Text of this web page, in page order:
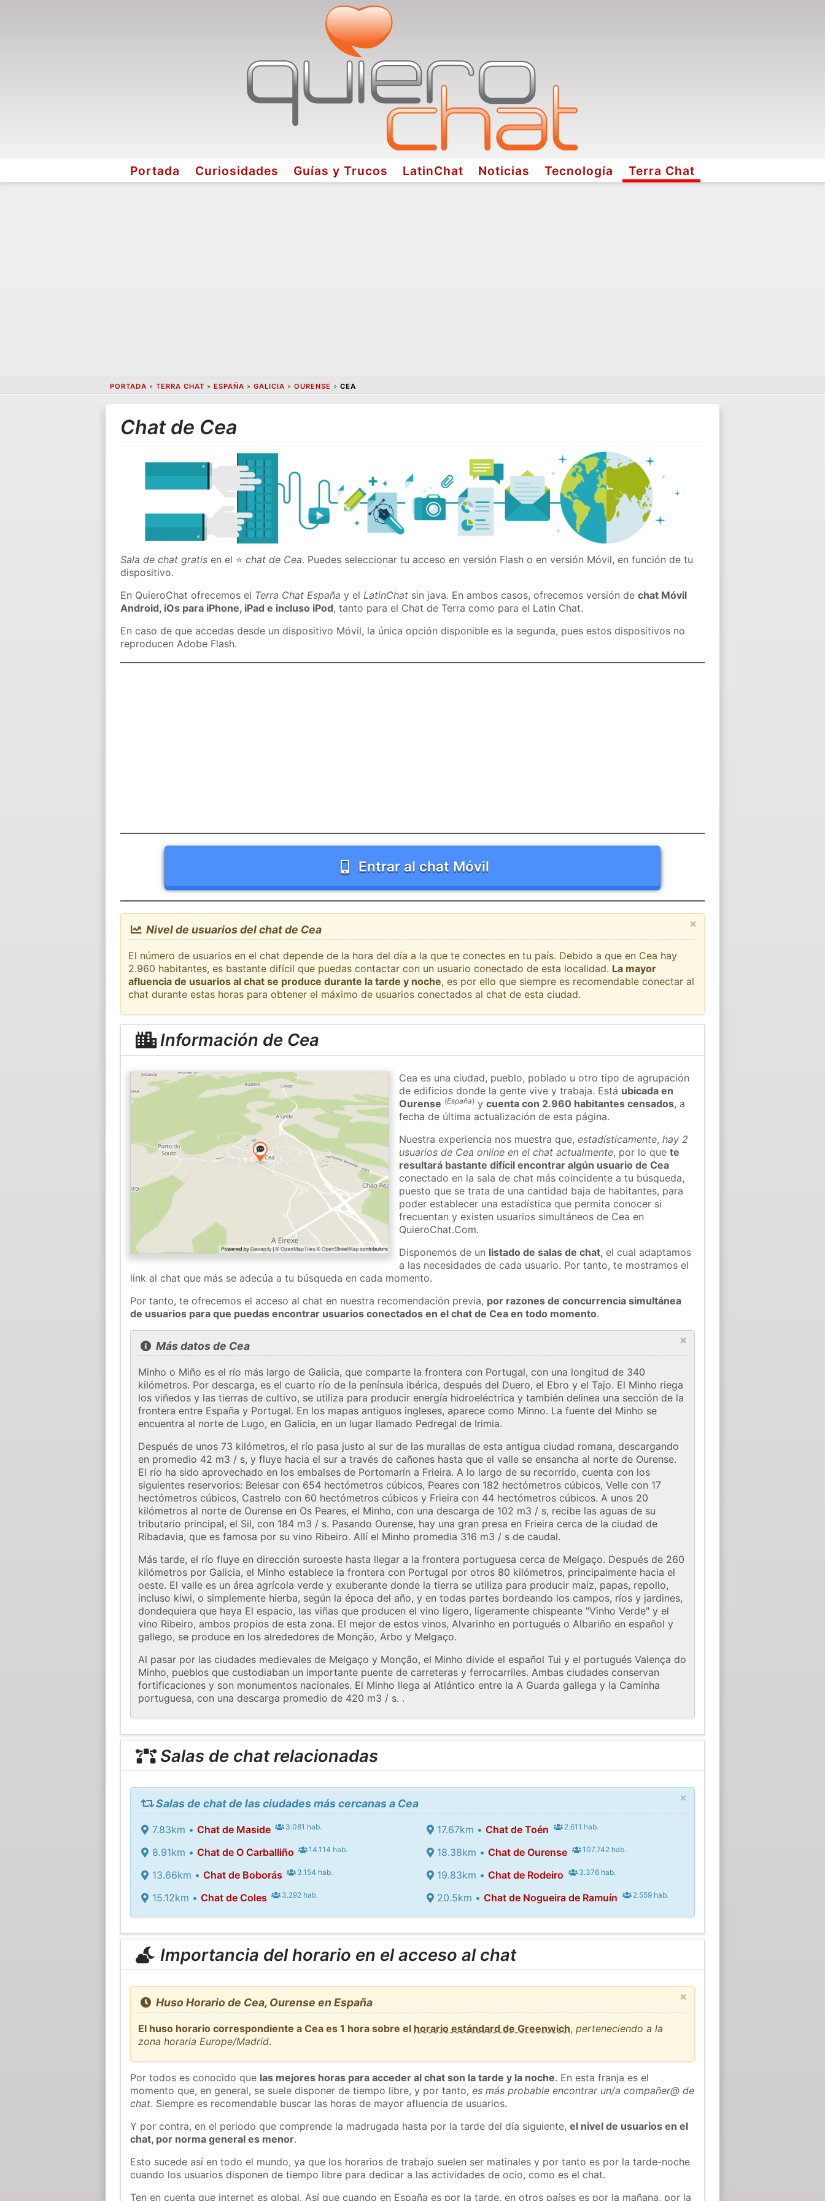
Portada Curiosidades Guías y Trucos LatinChat Noticias Tecnología Terra Chat
PORTADA » TERRA CHAT » ESPAÑA » GALICIA » OURENSE » CEA
Chat de Cea
Sala de chat gratis en el ⭐chat de Cea. Puedes seleccionar tu acceso en versión Flash o en versión Móvil, en función de tu
dispositivo.
En QuieroChat ofrecemos el Terra Chat España y elLatinChat sin java. En ambos casos, ofrecemos versión dechat Móvil
Android, iOs para iPhone, iPad e incluso iPod, tanto para el Chat de Terra como para el Latin Chat.
En caso de que accedas desde un dispositivo Móvil, la única opción disponible es la segunda, pues estos dispositivos no
reproducen Adobe Flash.
Entrar al chat Móvil
×
Nivel de usuarios del chat de Cea
El número de usuarios en el chat depende de la hora del día a la que te conectes en tu país. Debido a que en Cea hay
2.960 habitantes, es bastante difícil que puedas contactar con un usuario conectado de esta localidad. La mayor
afluencia de usuarios al chat se produce durante la tarde y noche, es por ello que siempre es recomendable conectar al
chat durante estas horas para obtener el máximo de usuarios conectados al chat de esta ciudad.
Información de Cea
Cea es una ciudad, pueblo, poblado u otro tipo de agrupación
de edificios donde la gente vive y trabaja. Está ubicada en
Ourense (España) ycuenta con 2.960 habitantes censados, a
fecha de última actualización de esta página.
Nuestra experiencia nos muestra que,estadísticamente,hay 2
usuarios de Cea online en el chat actualmente, por lo quete
resultará bastante difícil encontrar algún usuario de Cea
conectado en la sala de chat más coincidente a tu búsqueda,
puesto que se trata de una cantidad baja de habitantes, para
poder establecer una estadística que permita conocer si
frecuentan y existen usuarios simultáneos de Cea en
QuieroChat.Com.
Disponemos de un listado de salas de chat, el cual adaptamos
a las necesidades de cada usuario. Por tanto, te mostramos el
link al chat que más se adecúa a tu búsqueda en cada momento.
Por tanto, te ofrecemos el acceso al chat en nuestra recomendación previa, por razones de concurrencia simultánea
de usuarios para que puedas encontrar usuarios conectados en el chat de Cea en todo momento.
×
Más datos de Cea
Minho o Miño es el río más largo de Galicia, que comparte la frontera con Portugal, con una longitud de 340
kilómetros. Por descarga, es el cuarto río de la península ibérica, después del Duero, el Ebro y el Tajo. El Minho riega
los viñedos y las tierras de cultivo, se utiliza para producir energía hidroeléctrica y también delinea una sección de la
frontera entre España y Portugal. En los mapas antiguos ingleses, aparece como Minno. La fuente del Minho se
encuentra al norte de Lugo, en Galicia, en un lugar llamado Pedregal de Irimia.
Después de unos 73 kilómetros, el río pasa justo al sur de las murallas de esta antigua ciudad romana, descargando
en promedio 42 m3 / s, y fluye hacia el sur a través de cañones hasta que el valle se ensancha al norte de Ourense.
El río ha sido aprovechado en los embalses de Portomarín a Frieira. A lo largo de su recorrido, cuenta con los
siguientes reservorios: Belesar con 654 hectómetros cúbicos, Peares con 182 hectómetros cúbicos, Velle con 17
hectómetros cúbicos, Castrelo con 60 hectómetros cúbicos y Frieira con 44 hectómetros cúbicos. A unos 20
kilómetros al norte de Ourense en Os Peares, el Minho, con una descarga de 102 m3 / s, recibe las aguas de su
tributario principal, el Sil, con 184 m3 / s. Pasando Ourense, hay una gran presa en Frieira cerca de la ciudad de
Ribadavia, que es famosa por su vino Ribeiro. Allí el Minho promedia 316 m3 / s de caudal.
Más tarde, el río fluye en dirección suroeste hasta llegar a la frontera portuguesa cerca de Melgaço. Después de 260
kilómetros por Galicia, el Minho establece la frontera con Portugal por otros 80 kilómetros, principalmente hacia el
oeste. El valle es un área agrícola verde y exuberante donde la tierra se utiliza para producir maíz, papas, repollo,
incluso kiwi, o simplemente hierba, según la época del año, y en todas partes bordeando los campos, ríos y jardines,
dondequiera que haya El espacio, las viñas que producen el vino ligero, ligeramente chispeante "Vinho Verde" y el
vino Ribeiro, ambos propios de esta zona. El mejor de estos vinos, Alvarinho en portugués o Albariño en español y
gallego, se produce en los alrededores de Monção, Arbo y Melgaço.
Al pasar por las ciudades medievales de Melgaço y Monção, el Minho divide el español Tui y el portugués Valença do
Minho, pueblos que custodiaban un importante puente de carreteras y ferrocarriles. Ambas ciudades conservan
fortificaciones y son monumentos nacionales. El Minho llega al Atlántico entre la A Guarda gallega y la Caminha
portuguesa, con una descarga promedio de 420 m3 / s. .
Salas de chat relacionadas
×
Salas de chat de las ciudades más cercanas a Cea
7.83km • Chat de Maside 3.081 hab.
8.91km • Chat de O Carballiño 14.114 hab.
13.66km • Chat de Boborás 3.154 hab.
15.12km • Chat de Coles 3.292 hab.
17.67km •Chat de Toén 2.611 hab.
18.38km •Chat de Ourense 107.742 hab.
19.83km •Chat de Rodeiro 3.376 hab.
20.5km •Chat de Nogueira de Ramuín 2.559 hab.
Importancia del horario en el acceso al chat
×
Huso Horario de Cea, Ourense en España
El huso horario correspondiente a Cea es 1 hora sobre el horario estándard de Greenwich,perteneciendo a la
zona horaria Europe/Madrid.
Por todos es conocido que las mejores horas para acceder al chat son la tarde y la noche. En esta franja es el
momento que, en general, se suele disponer de tiempo libre, y por tanto,es más probable encontrar un/a compañer@ de
chat. Siempre es recomendable buscar las horas de mayor afluencia de usuarios.
Y por contra, en el periodo que comprende la madrugada hasta por la tarde del día siguiente,el nivel de usuarios en el
chat, por norma general es menor.
Esto sucede así en todo el mundo, ya que los horarios de trabajo suelen ser matinales y por tanto es por la tarde-noche
cuando los usuarios disponen de tiempo libre para dedicar a las actividades de ocio, como es el chat.
Ten en cuenta que internet es global. Así que cuando en España es por la tarde, en otros países es por la mañana, por la